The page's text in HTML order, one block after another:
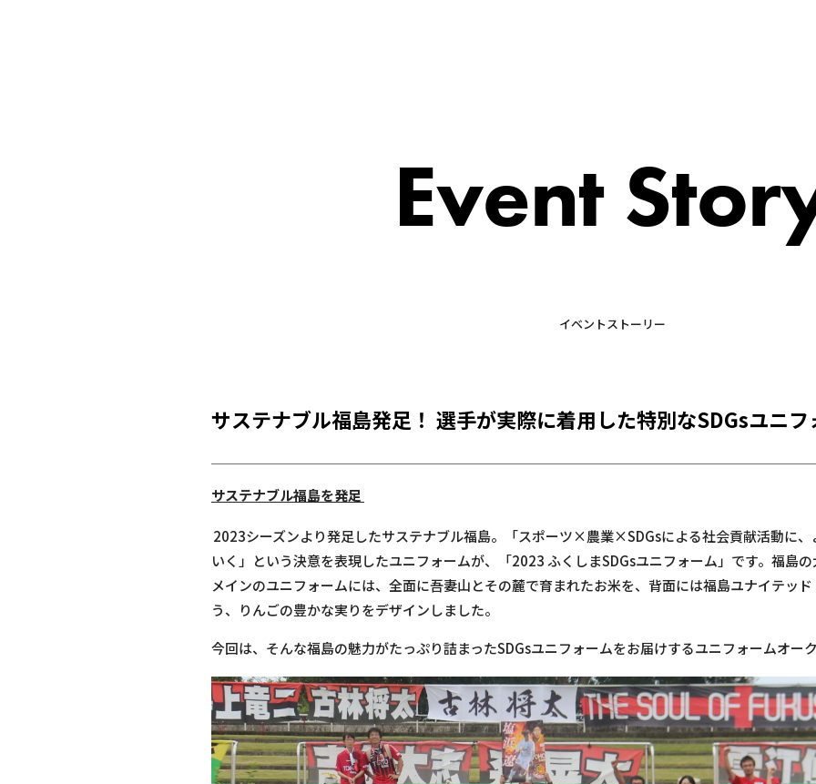
Event
イベントストーリー
サステナブル福島発足！ 選手が実際に着用した特別なSDGsユニ
サステナブル福島を発足
2023シーズンより発足したサステナブル福島。「スポーツ×農業×SDGsによる社会貢献活動に
いく」という決意を表現したユニフォームが、「2023 ふくしまSDGsユニフォーム」です。福島
メインのユニフォームには、全面に吾妻山とその麓で育まれたお米を、背面には福島ユナイテッ
う、りんごの豊かな実りをデザインしました。
今回は、そんな福島の魅力がたっぷり詰まったSDGsユニフォームをお届けするユニフォームオー